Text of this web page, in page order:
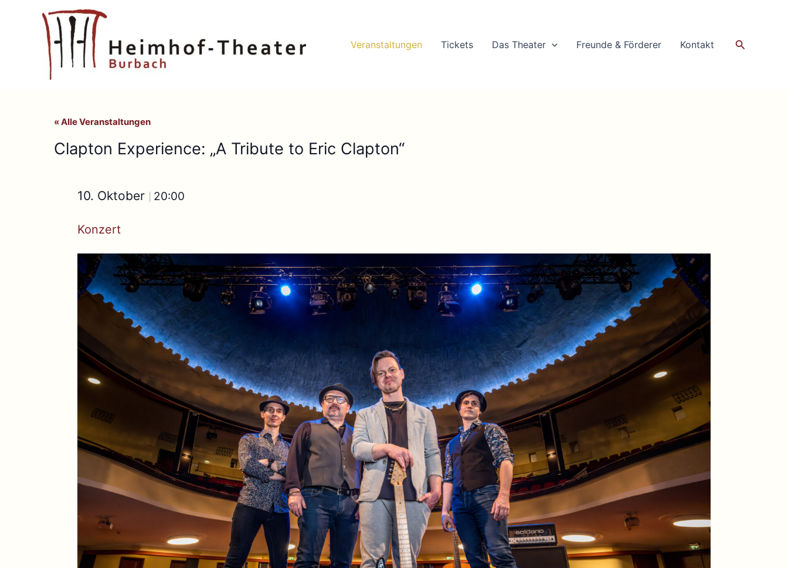
Veranstaltungen Tickets Das Theater Freunde & Förderer Kontakt Suchen
« Alle Veranstaltungen
Clapton Experience: „A Tribute to Eric Clapton“
10. Oktober 20:00
Konzert